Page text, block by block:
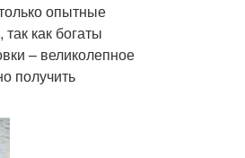
опытные
как богаты
– великолепное
получить